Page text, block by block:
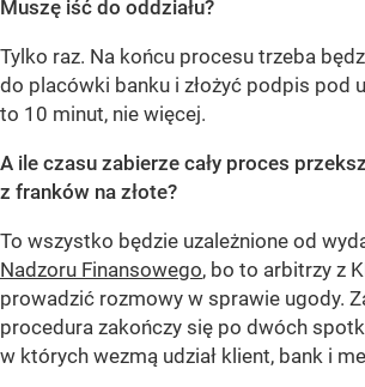
Muszę iść do oddziału?
Tylko raz. Na końcu procesu trzeba
do placówki banku i złożyć podpis pod
to 10 minut, nie więcej.
A ile czasu zabierze cały proces
z franków na złote?
To wszystko będzie uzależnione od
Nadzoru Finansowego, bo to arbitrzy z
prowadzić rozmowy w sprawie ugody.
procedura zakończy się po dwóch
w których wezmą udział klient, bank i